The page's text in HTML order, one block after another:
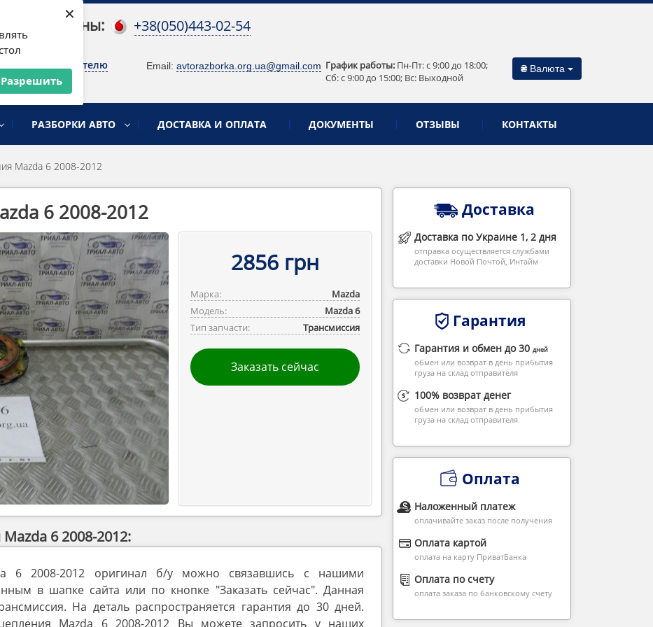
Разрешить
×
телефоны: +38(050)443-02-54
Письмо руководителю Email: avtorazborka.org.ua@gmail.com График работы: Пн-Пт: c 9:00 до 18:00;
Сб: c 9:00 до 15:00; Вс: Выходной
₴ Валюта
РАЗБОРКИ АВТО ДОСТАВКА И ОПЛАТА ДОКУМЕНТЫ ОТЗЫВЫ КОНТАКТЫ
Mazda 6 2008-2012
6 2008-2012
2856 грн
Марка:
Mazda
Модель:
Mazda 6
Тип запчасти:
Трансмиссия
Заказать сейчас
6 2008-2012:
6 2008-2012 оригинал б/у можно связавшись с нашими
в шапке сайта или по кнопке "Заказать сейчас". Данная
На деталь распространяется гарантия до 30 дней.
Mazda 6 2008-2012 Вы можете запросить у наших
Доставка
Доставка по Украине 1, 2 дня
отправка осуществляется службами
доставки Новой Почтой, Интайм
Гарантия
Гарантия и обмен до 30 дней
обмен или возврат в день прибытия
груза на склад отправителя
100% возврат денег
обмен или возврат в день прибытия
груза на склад отправителя
Оплата
Наложенный платеж
оплачивайте заказ после получения
Оплата картой
оплата на карту ПриватБанка
Оплата по счету
оплата заказа по банковскому счету